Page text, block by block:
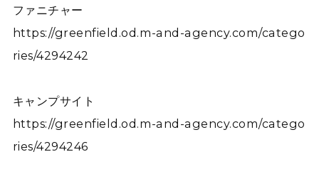
ファニチャー
https://greenfield.od.m-and-agency.com/catego
ries/4294242
キャンプサイト
https://greenfield.od.m-and-agency.com/catego
ries/4294246